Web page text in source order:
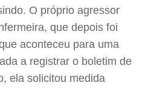
O próprio agressor
que depois foi
aconteceu para uma
a registrar o boletim de
ela solicitou medida